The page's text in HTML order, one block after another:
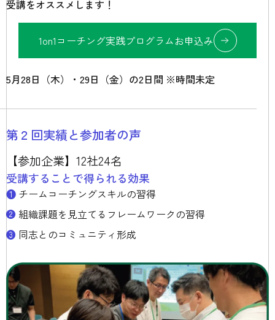
受講をオススメします！
1on1コーチング実践プログラムお申込み
5月28日（木）・29日（金）の2日間 ※時間未定
第２回実績と参加者の声
【参加企業】12社24名
受講することで得られる効果
❶ チームコーチングスキルの習得
❷ 組織課題を見立てるフレームワークの習得
❸ 同志とのコミュニティ形成